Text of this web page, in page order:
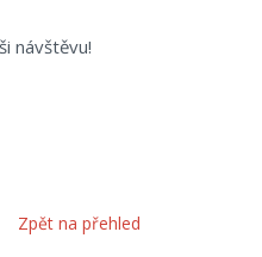
návštěvu!
Zpět na přehled